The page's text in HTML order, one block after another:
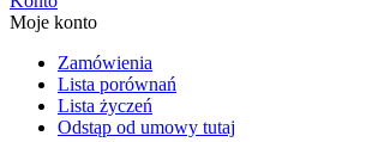
Moje konto
Zamówienia
Lista porównań
Lista życzeń
Odstąp od umowy tutaj